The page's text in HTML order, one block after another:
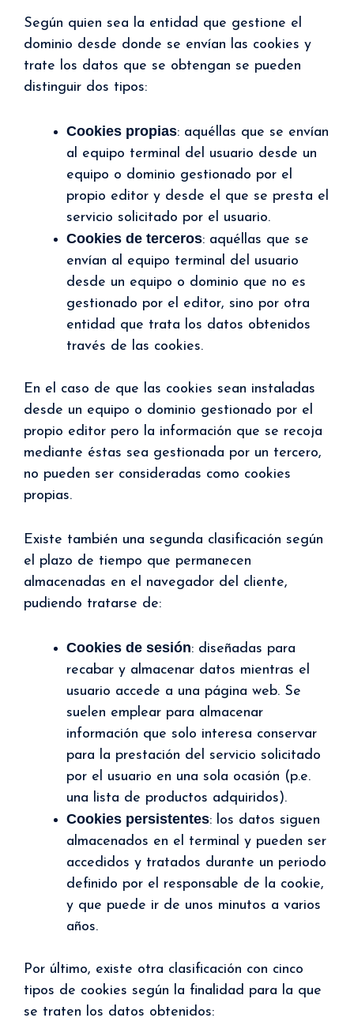
Según quien sea la entidad que gestione el
dominio desde donde se envían las cookies y
trate los datos que se obtengan se pueden
distinguir dos tipos:
Cookies propias: aquéllas que se envían
al equipo terminal del usuario desde un
equipo o dominio gestionado por el
propio editor y desde el que se presta el
servicio solicitado por el usuario.
Cookies de terceros: aquéllas que se
envían al equipo terminal del usuario
desde un equipo o dominio que no es
gestionado por el editor, sino por otra
entidad que trata los datos obtenidos
través de las cookies.
En el caso de que las cookies sean instaladas
desde un equipo o dominio gestionado por el
propio editor pero la información que se recoja
mediante éstas sea gestionada por un tercero,
no pueden ser consideradas como cookies
propias.
Existe también una segunda clasificación según
el plazo de tiempo que permanecen
almacenadas en el navegador del cliente,
pudiendo tratarse de:
Cookies de sesión: diseñadas para
recabar y almacenar datos mientras el
usuario accede a una página web. Se
suelen emplear para almacenar
información que solo interesa conservar
para la prestación del servicio solicitado
por el usuario en una sola ocasión (p.e.
una lista de productos adquiridos).
Cookies persistentes: los datos siguen
almacenados en el terminal y pueden ser
accedidos y tratados durante un periodo
definido por el responsable de la cookie,
y que puede ir de unos minutos a varios
años.
Por último, existe otra clasificación con cinco
tipos de cookies según la finalidad para la que
se traten los datos obtenidos: